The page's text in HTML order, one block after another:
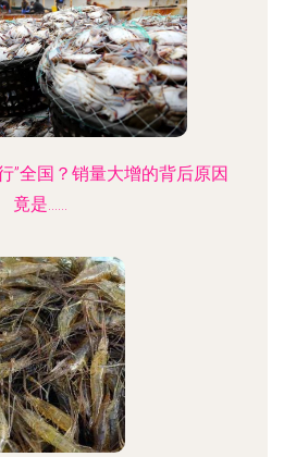
”全国？销量大增的背后原因
竟是……